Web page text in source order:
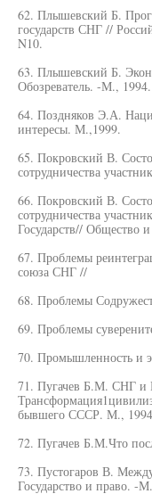
62. Плышевский Б.
государств СНГ //
N10.
63. Плышевский Б.
Обозреватель. -М.,
64. Поздняков Э.А.
интересы. М.,1999.
65. Покровский В.
сотрудничества
66. Покровский В.
сотрудничества
Государств// Общество
67. Проблемы
союза СНГ //
68. Проблемы
69. Проблемы
70. Промышленность и
71. Пугачев Б.М. СНГ и
бывшего СССР. М.,
72. Пугачев Б.М.Что
73. Пустогаров В.
Государство и право. -